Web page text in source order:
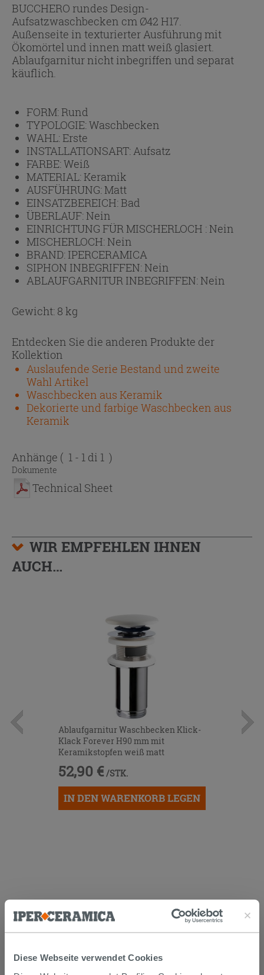
Diese Webseite verwendet Cookies
BUCCHERO rundes Design-
Aufsatzwaschbecken cm Ø42 H17.
Außenseite in texturierter Ausführung mit
Ökomörtel und innen matt weiß glasiert.
Ablaufgarnitur nicht inbegriffen und separat
käuflich.
FORM:Rund
TYPOLOGIE:Waschbecken
WAHL:Erste
INSTALLATIONSART:Aufsatz
FARBE:Weiß
MATERIAL:Keramik
AUSFÜHRUNG:Matt
EINSATZBEREICH:Bad
ÜBERLAUF:Nein
EINRICHTUNG FÜR MISCHERLOCH :Nein
MISCHERLOCH:Nein
BRAND: IPERCERAMICA
SIPHON INBEGRIFFEN:Nein
ABLAUFGARNITUR INBEGRIFFEN:Nein
Gewicht: 8 kg
Entdecken Sie die anderen Produkte der
Kollektion
Auslaufende Serie Bestand und zweite
Wahl Artikel
Waschbecken aus Keramik
Dekorierte und farbige Waschbecken aus
Keramik
Anhänge ( 1 - 1 di 1 )
Dokumente
Technical Sheet
WIR EMPFEHLEN IHNEN
AUCH…
Ablaufgarnitur Waschbecken Klick-
Klack Forever H90 mm mit
Keramikstopfen weiß matt
52,90 € /STK.
IN DEN WARENKORB LEGEN
KUNDEN, DIE DIESEN ARTIKEL
GEKAUFT HABEN, KAUFTEN
AUCH...